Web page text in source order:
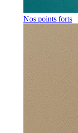
Nos points forts